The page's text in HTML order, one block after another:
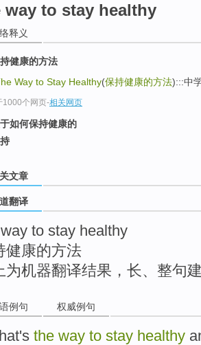
way to stay healthy
释义
健康的方法
Way to Stay Healthy(保持健康的方法):::中
1000个网页-相关网页
如何保持健康的
文章
翻译
to stay healthy
健康的方法
为机器翻译结果，长、整句
例句 权威例句
's the way to stay healthy